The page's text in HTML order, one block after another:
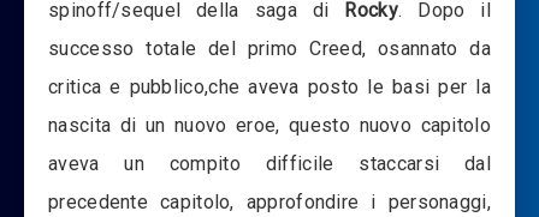
spinoff/sequel della saga di Rocky. Dopo il
successo totale del primo Creed, osannato da
critica e pubblico,che aveva posto le basi per la
nascita di un nuovo eroe, questo nuovo capitolo
aveva un compito difficile staccarsi dal
precedente capitolo, approfondire i personaggi,